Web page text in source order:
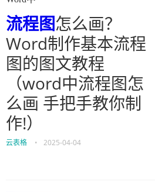
流程图怎么画？
Word制作基本流程
图的图文教程
（word中流程图怎
么画 手把手教你制
作!）
云表格 • 2025-04-04